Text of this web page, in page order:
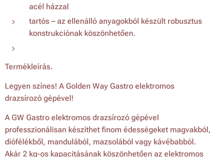
acél házzal
tartós – az ellenálló anyagokból készült robusztus
konstrukciónak köszönhetően.
Termékleírás.
Legyen színes! A Golden Way Gastro elektromos
drazsírozó gépével!
A GW Gastro elektromos drazsírozó gépével
professzionálisan készíthet finom édességeket magvakból,
diófélékből, mandulából, mazsolából vagy kávébabból.
Akár 2 kg-os kapacitásának köszönhetően az elektromos